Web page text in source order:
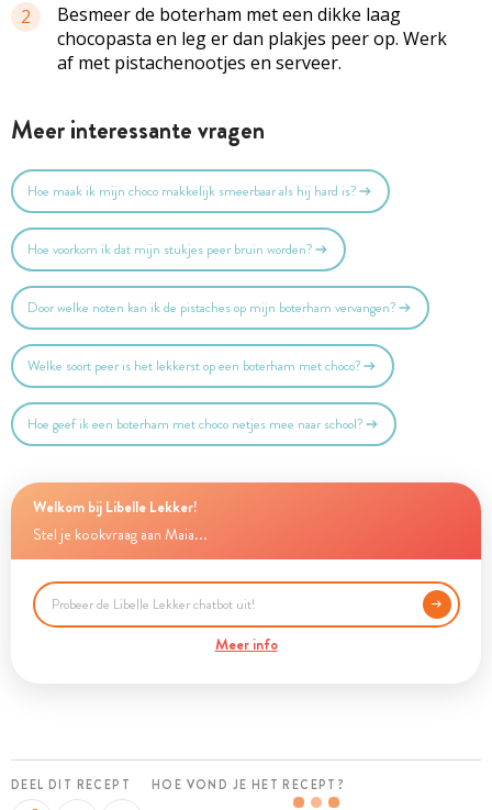
2
Besmeer de boterham met een dikke laag
chocopasta en leg er dan plakjes peer op. Werk
af met pistachenootjes en serveer.
Meer interessante vragen
Hoe maak ik mijn choco makkelijk smeerbaar als hij hard is?
Hoe voorkom ik dat mijn stukjes peer bruin worden?
Door welke noten kan ik de pistaches op mijn boterham vervangen?
Welke soort peer is het lekkerst op een boterham met choco?
Hoe geef ik een boterham met choco netjes mee naar school?
Welkom bij Libelle Lekker!
Stel je kookvraag aan Maia...
Meer info
DEEL DIT RECEPT HOE VOND JE HET RECEPT?